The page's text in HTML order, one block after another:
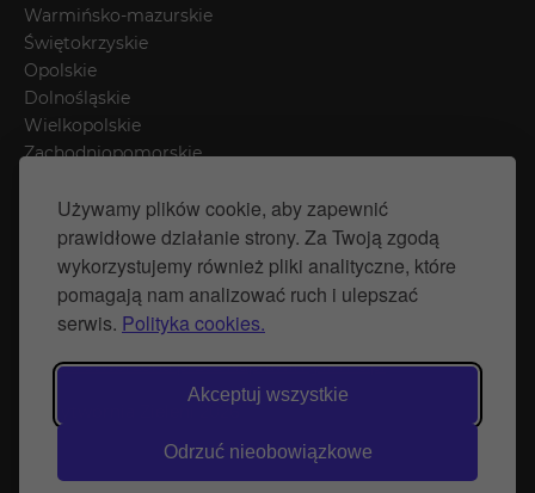
Używamy plików cookie, aby zapewnić
prawidłowe działanie strony. Za Twoją zgodą
wykorzystujemy również pliki analityczne, które
pomagają nam analizować ruch i ulepszać
serwis. Polityka cookies.
Akceptuj wszystkie
Odrzuć nieobowiązkowe
Warmińsko-mazurskie
Świętokrzyskie
Opolskie
Dolnośląskie
Wielkopolskie
Zachodniopomorskie
Mazowieckie
Śląskie
© Wytwórnia Zieleni 2026
Polityka prywatności
Polityka Cookies
Strona stworzona przez Naprawimyfirme.pl